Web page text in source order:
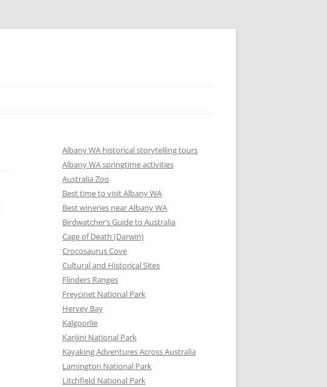
Albany WA historical storytelling tours
Albany WA springtime activities
Australia Zoo
Best time to visit Albany WA
Best wineries near Albany WA
Birdwatcher’s Guide to Australia
Cage of Death (Darwin)
Crocosaurus Cove
Cultural and Historical Sites
Flinders Ranges
Freycinet National Park
Hervey Bay
Kalgoorlie
Karijini National Park
Kayaking Adventures Across Australia
Lamington National Park
Litchfield National Park